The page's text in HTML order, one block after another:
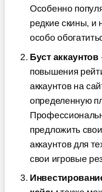
Особенно
редкие скины, и
особо
Буст аккаунтов
повышения
аккаунтов на
определенную
предложить
аккаунтов для
свои игровые